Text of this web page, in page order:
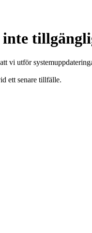
inte
vi utför
ett senare tillfälle.